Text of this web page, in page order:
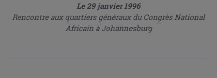
Le 29 janvier 1996
Rencontre aux quartiers généraux du Congrès National
Africain à Johannesburg